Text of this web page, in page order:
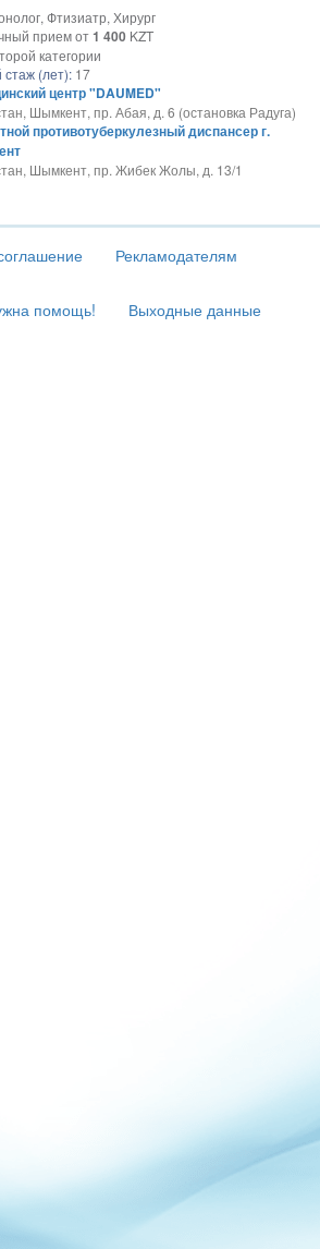
Фтизиатр, Хирург
прием от1 400KZT
категории
(лет):17
центр "DAUMED"
Шымкент, пр. Абая, д. 6 (остановка Радуга)
противотуберкулезный диспансер г.
Шымкент, пр. Жибек Жолы, д. 13/1
Рекламодателям
помощь! Выходные данные